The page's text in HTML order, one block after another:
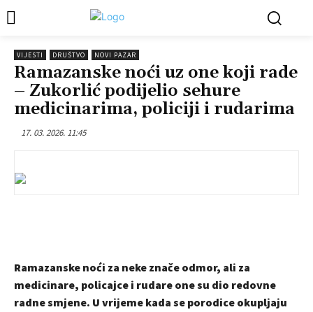
VIJESTI DRUŠTVO NOVI PAZAR
Ramazanske noći uz one koji rade
– Zukorlić podijelio sehure
medicinarima, policiji i rudarima
17. 03. 2026. 11:45
Ramazanske noći za neke znače odmor, ali za
medicinare, policajce i rudare one su dio redovne
radne smjene. U vrijeme kada se porodice okupljaju